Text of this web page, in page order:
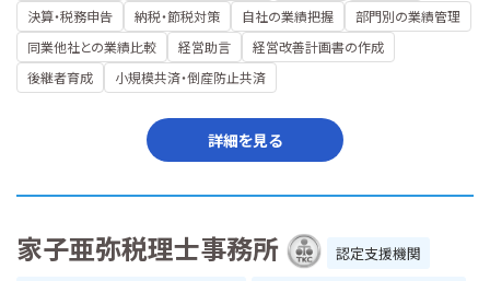
決算・税務申告
納税・節税対策 自社の業績把握
部門別の業績管理
同業他社との業績比較
経営助言
経営改善計画書の作成
後継者育成
小規模共済・倒産防止共済
詳細を見る
家子亜弥税理士事務所
認定支援機関